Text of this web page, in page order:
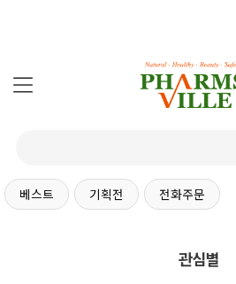
베스트 기획전 전화주문
관심별